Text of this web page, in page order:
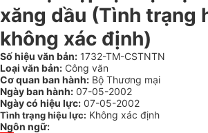
xăng dầu (Tình trạng
không xác định)
Số hiệu văn bản: 1732-TM-CSTNTN
Loại văn bản: Công văn
Cơ quan ban hành: Bộ Thương mại
Ngày ban hành: 07-05-2002
Ngày có hiệu lực: 07-05-2002
Tình trạng hiệu lực: Không xác định
Ngôn ngữ: